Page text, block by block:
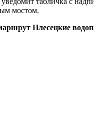
мостом.
Плесецкие